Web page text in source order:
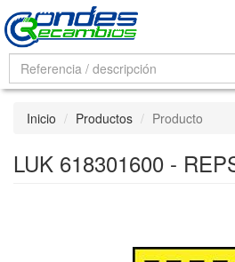
Inicio Productos Producto
LUK 618301600 -